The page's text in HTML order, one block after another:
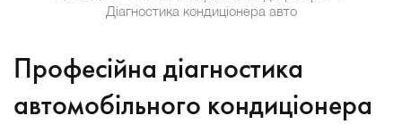
Діагностика кондиціонера авто
Професійна діагностика
автомобільного кондиціонера